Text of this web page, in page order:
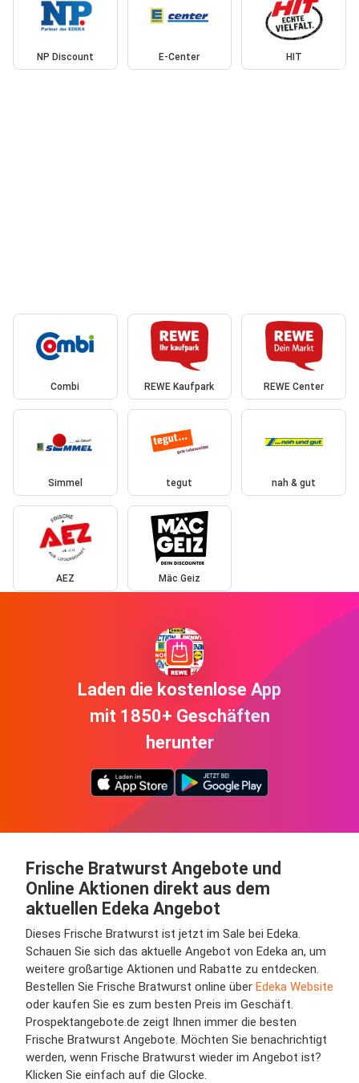
NP Discount E-Center HIT
Combi REWE Kaufpark REWE Center
Simmel tegut nah & gut
AEZ Mäc Geiz
Laden die kostenlose App
mit 1850+ Geschäften
herunter
Frische Bratwurst Angebote und
Online Aktionen direkt aus dem
aktuellen Edeka Angebot
Dieses Frische Bratwurst ist jetzt im Sale bei Edeka.
Schauen Sie sich das aktuelle Angebot von Edeka an, um
weitere großartige Aktionen und Rabatte zu entdecken.
Bestellen Sie Frische Bratwurst online über Edeka Website
oder kaufen Sie es zum besten Preis im Geschäft.
Prospektangebote.de zeigt Ihnen immer die besten
Frische Bratwurst Angebote. Möchten Sie benachrichtigt
werden, wenn Frische Bratwurst wieder im Angebot ist?
Klicken Sie einfach auf die Glocke.